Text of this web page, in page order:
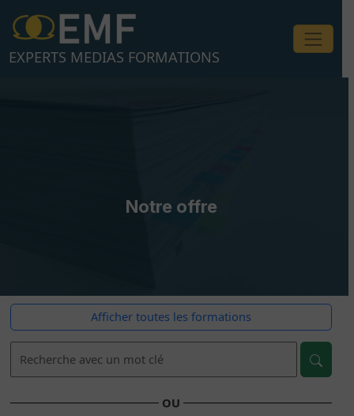
contenu
EXPERTS MEDIAS FORMATIONS
Notre offre
Afficher toutes les formations
OU